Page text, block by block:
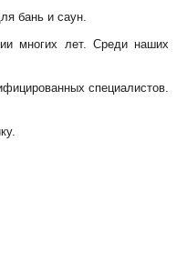
бань и саун.
многих лет. Среди наших
специалистов.